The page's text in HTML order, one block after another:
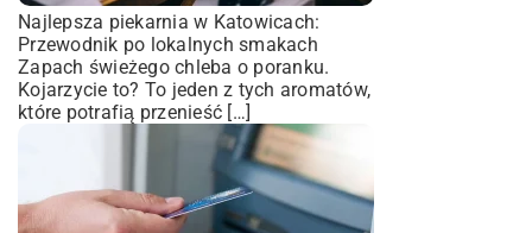
Najlepsza piekarnia w Katowicach:
Przewodnik po lokalnych smakach
Zapach świeżego chleba o poranku.
Kojarzycie to? To jeden z tych aromatów,
które potrafią przenieść […]